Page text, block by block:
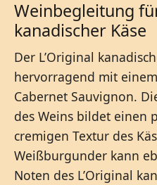
Weinbegleitung
kanadischer Käse
Der L’Original
hervorragend mit
Cabernet Sauvignon.
des Weins bildet einen
cremigen Textur des
Weißburgunder kann
Noten des L’Original